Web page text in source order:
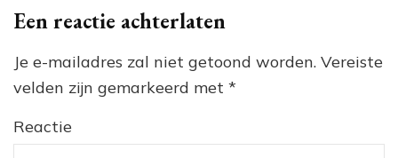
Een reactie achterlaten
Je e-mailadres zal niet getoond worden. Vereiste
velden zijn gemarkeerd met *
Reactie